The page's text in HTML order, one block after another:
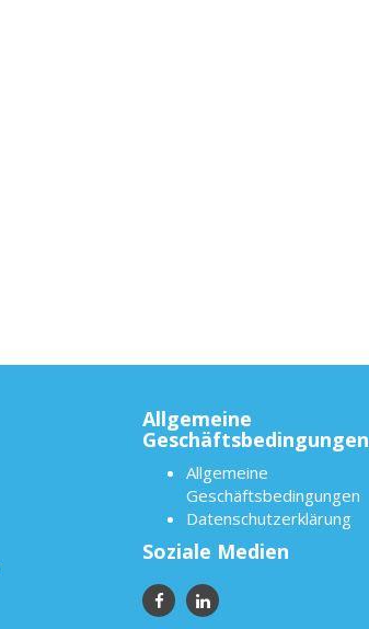
Allgemeine
Geschäftsbedingungen
Allgemeine
Geschäftsbedingungen
Datenschutzerklärung
Soziale Medien